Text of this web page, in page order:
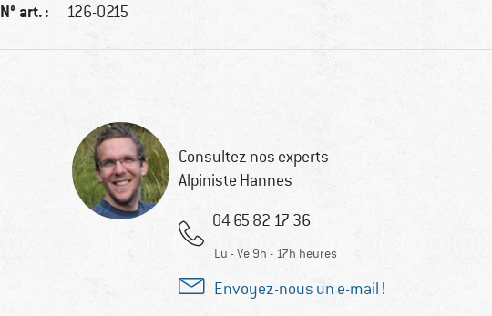
N° art. : 126-0215
Consultez nos experts
Alpiniste Hannes
04 65 82 17 36
Lu - Ve 9h - 17h heures
Envoyez-nous un e-mail !